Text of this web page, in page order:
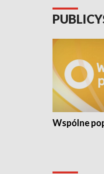
Wspólne